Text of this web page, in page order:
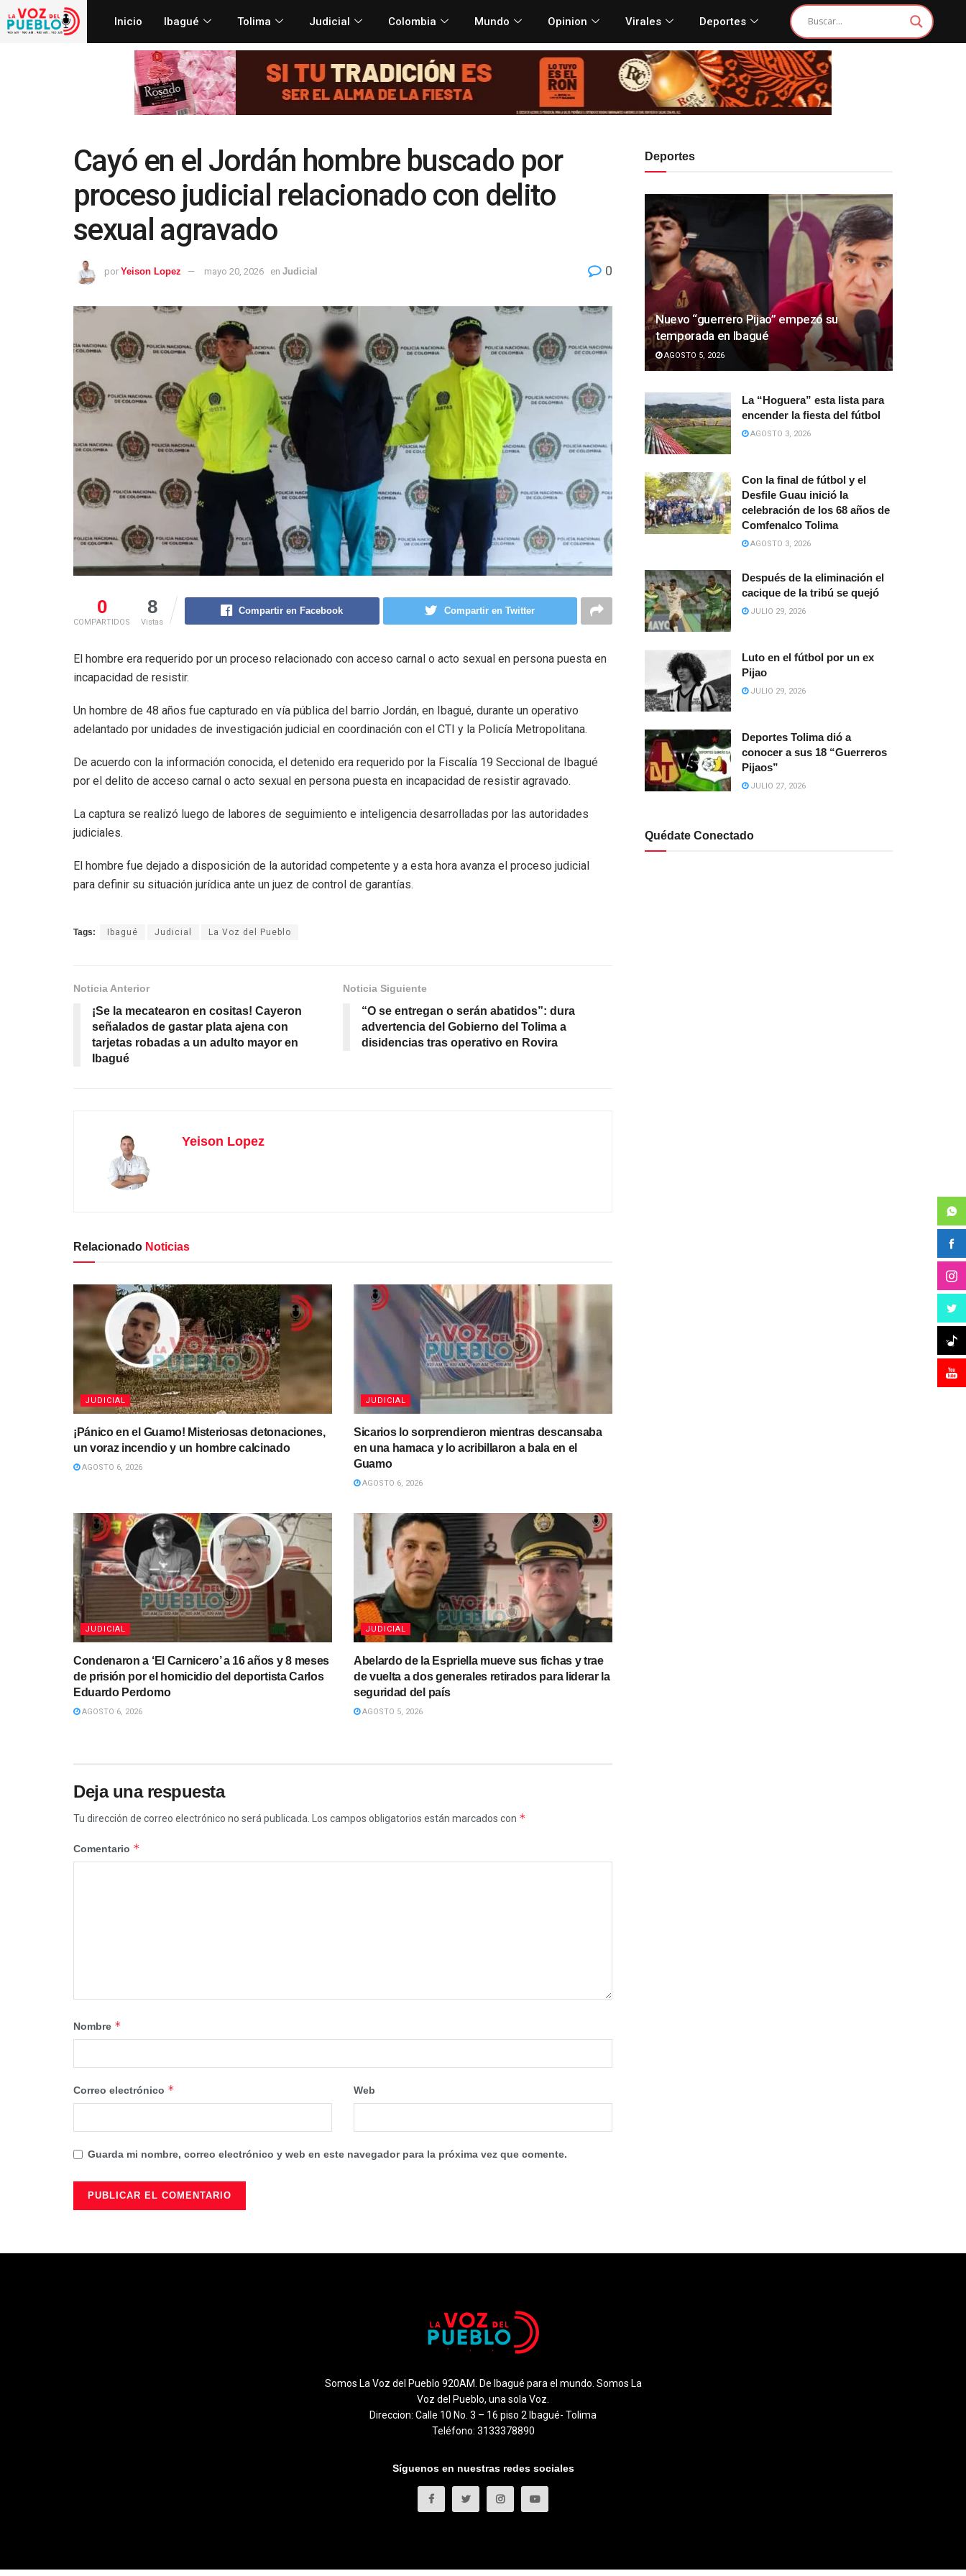
Inicio Ibagué Tolima Judicial Colombia Mundo Opinion Virales Deportes
Cayó en el Jordán hombre buscado por
proceso judicial relacionado con delito
sexual agravado
por Yeison Lopez mayo 20, 2026 en Judicial 0
0
COMPARTIDOS
8
Vistas
Compartir en Facebook Compartir en Twitter
El hombre era requerido por un proceso relacionado con acceso carnal o acto sexual en persona puesta en
incapacidad de resistir.
Un hombre de 48 años fue capturado en vía pública del barrio Jordán, en Ibagué, durante un operativo
adelantado por unidades de investigación judicial en coordinación con el CTI y la Policía Metropolitana.
De acuerdo con la información conocida, el detenido era requerido por la Fiscalía 19 Seccional de Ibagué
por el delito de acceso carnal o acto sexual en persona puesta en incapacidad de resistir agravado.
La captura se realizó luego de labores de seguimiento e inteligencia desarrolladas por las autoridades
judiciales.
El hombre fue dejado a disposición de la autoridad competente y a esta hora avanza el proceso judicial
para definir su situación jurídica ante un juez de control de garantías.
Tags: Ibagué Judicial La Voz del Pueblo
Noticia Anterior
¡Se la mecatearon en cositas! Cayeron
señalados de gastar plata ajena con
tarjetas robadas a un adulto mayor en
Ibagué
Noticia Siguiente
“O se entregan o serán abatidos”: dura
advertencia del Gobierno del Tolima a
disidencias tras operativo en Rovira
Yeison Lopez
Relacionado Noticias
JUDICIAL
¡Pánico en el Guamo! Misteriosas detonaciones,
un voraz incendio y un hombre calcinado
AGOSTO 6, 2026
JUDICIAL
Sicarios lo sorprendieron mientras descansaba
en una hamaca y lo acribillaron a bala en el
Guamo
AGOSTO 6, 2026
JUDICIAL
Condenaron a ‘El Carnicero’ a 16 años y 8 meses
de prisión por el homicidio del deportista Carlos
Eduardo Perdomo
AGOSTO 6, 2026
JUDICIAL
Abelardo de la Espriella mueve sus fichas y trae
de vuelta a dos generales retirados para liderar la
seguridad del país
AGOSTO 5, 2026
Deja una respuesta
Tu dirección de correo electrónico no será publicada. Los campos obligatorios están marcados con *
Comentario *
Nombre *
Correo electrónico * Web
Guarda mi nombre, correo electrónico y web en este navegador para la próxima vez que comente.
Deportes
Nuevo “guerrero Pijao” empezó su
temporada en Ibagué
AGOSTO 5, 2026
La “Hoguera” esta lista para
encender la fiesta del fútbol
AGOSTO 3, 2026
Con la final de fútbol y el
Desfile Guau inició la
celebración de los 68 años de
Comfenalco Tolima
AGOSTO 3, 2026
Después de la eliminación el
cacique de la tribú se quejó
JULIO 29, 2026
Luto en el fútbol por un ex
Pijao
JULIO 29, 2026
Deportes Tolima dió a
conocer a sus 18 “Guerreros
Pijaos”
JULIO 27, 2026
Quédate Conectado
Somos La Voz del Pueblo 920AM. De Ibagué para el mundo. Somos La
Voz del Pueblo, una sola Voz.
Direccion: Calle 10 No. 3 – 16 piso 2 Ibagué- Tolima
Teléfono: 3133378890
Síguenos en nuestras redes sociales